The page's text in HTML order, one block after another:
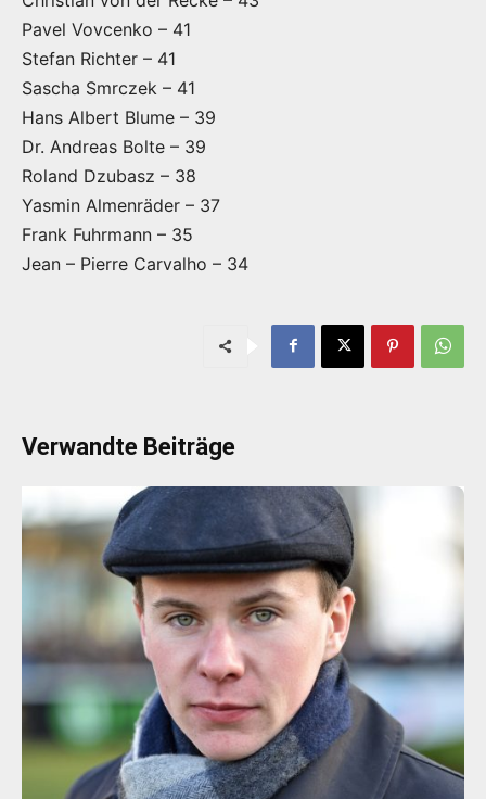
Pavel Vovcenko – 41
Stefan Richter – 41
Sascha Smrczek – 41
Hans Albert Blume – 39
Dr. Andreas Bolte – 39
Roland Dzubasz – 38
Yasmin Almenräder – 37
Frank Fuhrmann – 35
Jean – Pierre Carvalho – 34
Verwandte Beiträge